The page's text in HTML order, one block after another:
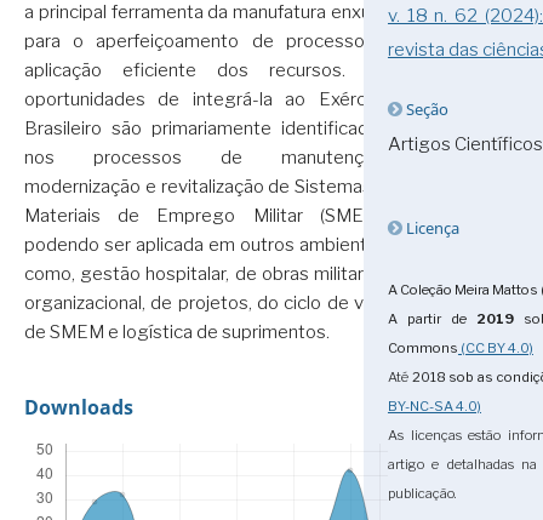
a principal ferramenta da manufatura enxuta
para o aperfeiçoamento de processo e
aplicação eficiente dos recursos. As
oportunidades de integrá-la ao Exército
Brasileiro são primariamente identificadas
nos processos de manutenção,
modernização e revitalização de Sistemas e
Materiais de Emprego Militar (SMEM),
podendo ser aplicada em outros ambientes
como, gestão hospitalar, de obras militares,
organizacional, de projetos, do ciclo de vida
de SMEM e logística de suprimentos.
Downloads
v. 18 n. 62
revista das
Seção
Artigos Científicos
Licença
A Coleção Meira Mattos
A partir de 2019
Commons (CC BY 4.0)
Até 2018 sob as
BY-NC-SA 4.0)
As licenças estão
artigo e detalhadas
publicação.